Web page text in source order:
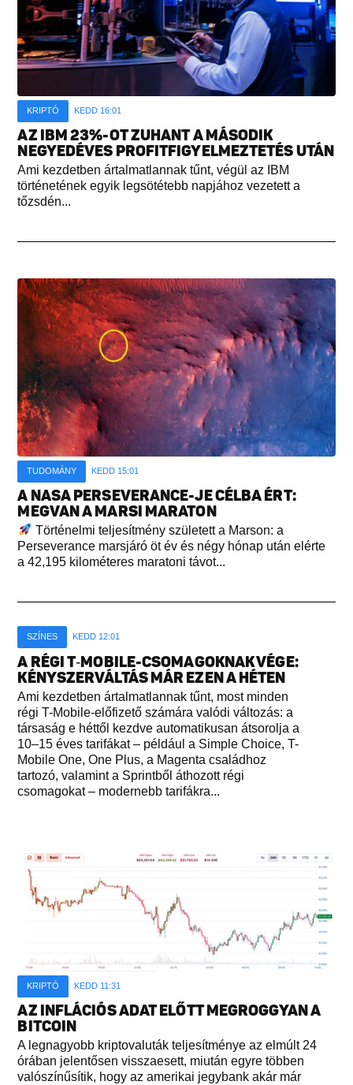
KRIPTÓ KEDD 16:01
AZ IBM 23%-OT ZUHANT A MÁSODIK
NEGYEDÉVES PROFITFIGYELMEZTETÉS UTÁN
Ami kezdetben ártalmatlannak tűnt, végül az IBM
történetének egyik legsötétebb napjához vezetett a
tőzsdén...
TUDOMÁNY KEDD 15:01
A NASA PERSEVERANCE-JE CÉLBA ÉRT:
MEGVAN A MARSI MARATON
Történelmi teljesítmény született a Marson: a
Perseverance marsjáró öt év és négy hónap után elérte
a 42,195 kilométeres maratoni távot...
SZÍNES KEDD 12:01
A RÉGI T‑MOBILE-CSOMAGOKNAK VÉGE:
KÉNYSZERVÁLTÁS MÁR EZEN A HÉTEN
Ami kezdetben ártalmatlannak tűnt, most minden
régi T-Mobile-előfizető számára valódi változás: a
társaság e héttől kezdve automatikusan átsorolja a
10–15 éves tarifákat – például a Simple Choice, T-
Mobile One, One Plus, a Magenta családhoz
tartozó, valamint a Sprintből áthozott régi
csomagokat – modernebb tarifákra...
KRIPTÓ KEDD 11:31
AZ INFLÁCIÓS ADAT ELŐTT MEGROGGYAN A
BITCOIN
A legnagyobb kriptovaluták teljesítménye az elmúlt 24
órában jelentősen visszaesett, miután egyre többen
valószínűsítik, hogy az amerikai jegybank akár már